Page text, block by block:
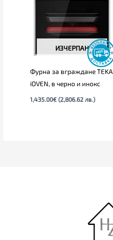
ИЗЧЕРПАН
Фурна за вграждане TEKA
iOVEN, в черно и инокс
1,435.00€ (2,806.62 лв.)